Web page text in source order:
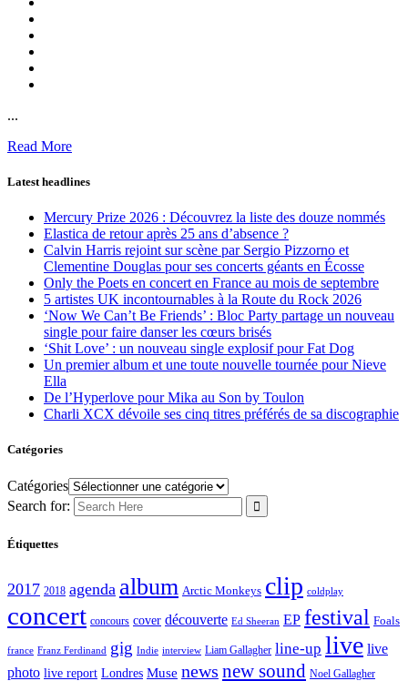
...
Read More
Latest headlines
Mercury Prize 2026 : Découvrez la liste des douze nommés
Elastica de retour après 25 ans d’absence ?
Calvin Harris rejoint sur scène par Sergio Pizzorno et
Clementine Douglas pour ses concerts géants en Écosse
Only the Poets en concert en France au mois de septembre
5 artistes UK incontournables à la Route du Rock 2026
‘Now We Can’t Be Friends’ : Bloc Party partage un nouveau
single pour faire danser les cœurs brisés
‘Shit Love’ : un nouveau single explosif pour Fat Dog
Un premier album et une toute nouvelle tournée pour Nieve
Ella
De l’Hyperlove pour Mika au Son by Toulon
Charli XCX dévoile ses cinq titres préférés de sa discographie
Catégories
Catégories
Search for:
Étiquettes
2017 2018 agenda album Arctic Monkeys clip coldplay
concert concours cover découverte Ed Sheeran EP festival Foals
france Franz Ferdinand gig Indie interview Liam Gallagher line-up live live
photo live report Londres Muse news new sound Noel Gallagher